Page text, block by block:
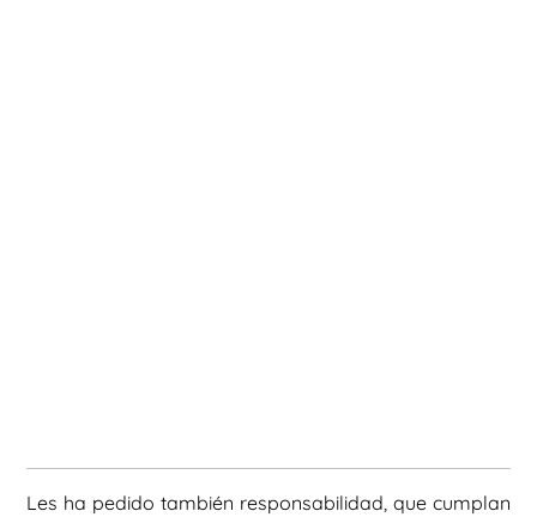
Les ha pedido también responsabilidad, que cumplan